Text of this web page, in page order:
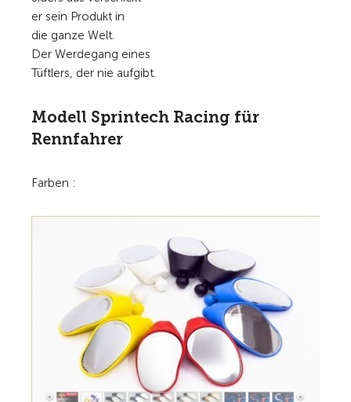
er sein Produkt in
die ganze Welt.
Der Werdegang eines
Tüftlers, der nie aufgibt.
Modell Sprintech Racing für
Rennfahrer
Farben :